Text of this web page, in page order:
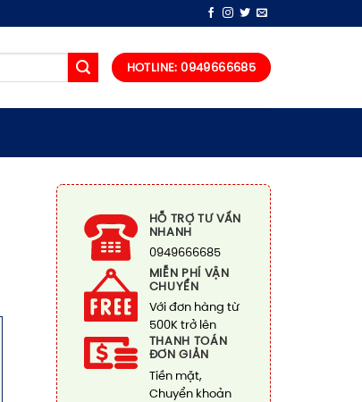
HOTLINE: 0949666685
HỖ TRỢ TƯ VẤN
NHANH
0949666685
MIỄN PHÍ VẬN
CHUYỂN
Với đơn hàng từ
500K trở lên
THANH TOÁN
ĐƠN GIẢN
Tiền mặt,
Chuyển khoản